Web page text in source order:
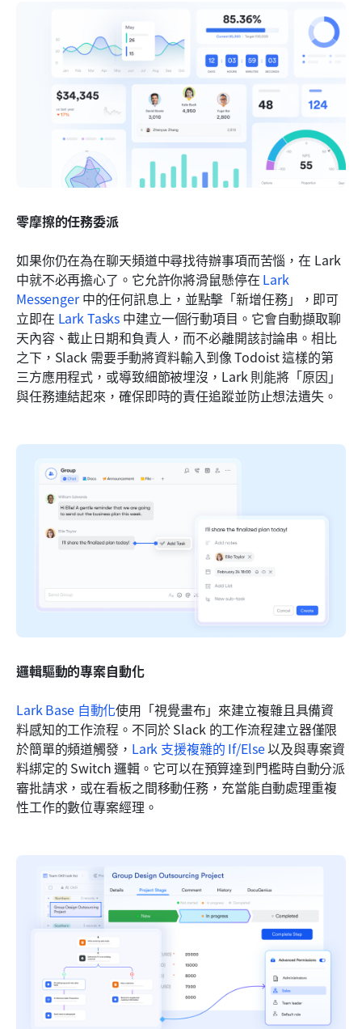
零摩擦的任務委派
如果你仍在為在聊天頻道中尋找待辦事項而苦惱，在 Lark
中就不必再擔心了。它允許你將滑鼠懸停在 Lark
Messenger 中的任何訊息上，並點擊「新增任務」，即可
立即在 Lark Tasks 中建立一個行動項目。它會自動擷取聊
天內容、截止日期和負責人，而不必離開該討論串。相比
之下，Slack 需要手動將資料輸入到像 Todoist 這樣的第
三方應用程式，或導致細節被埋沒，Lark 則能將「原因」
與任務連結起來，確保即時的責任追蹤並防止想法遺失。
邏輯驅動的專案自動化
Lark Base 自動化使用「視覺畫布」來建立複雜且具備資
料感知的工作流程。不同於 Slack 的工作流程建立器僅限
於簡單的頻道觸發， Lark 支援複雜的 If/Else 以及與專案資
料綁定的 Switch 邏輯。它可以在預算達到門檻時自動分派
審批請求，或在看板之間移動任務，充當能自動處理重複
性工作的數位專案經理。